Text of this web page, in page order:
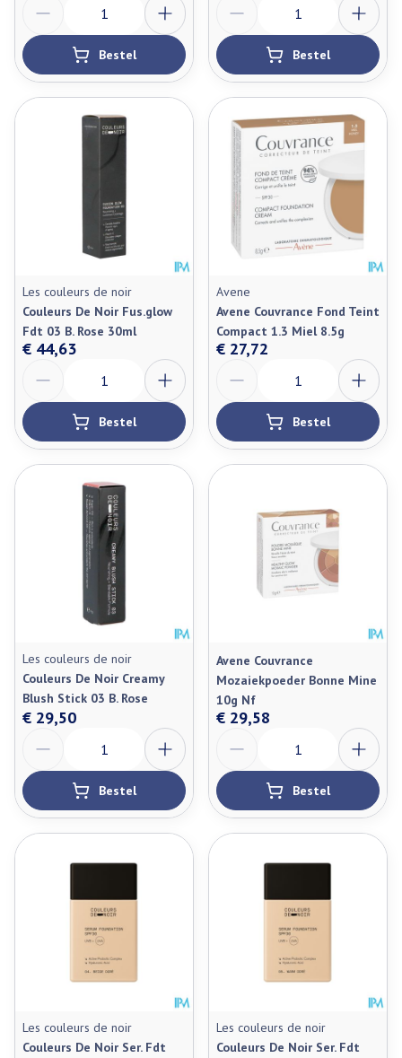
Bestel Bestel
Les couleurs de noir
Couleurs De Noir Fus.glow
Fdt 03 B. Rose 30ml
€ 44,63
Bestel
Avene
Avene Couvrance Fond Teint
Compact 1.3 Miel 8.5g
€ 27,72
Bestel
Les couleurs de noir
Couleurs De Noir Creamy
Blush Stick 03 B. Rose
€ 29,50
Bestel
Avene Couvrance
Mozaiekpoeder Bonne Mine
10g Nf
€ 29,58
Bestel
Les couleurs de noir
Couleurs De Noir Ser. Fdt
Les couleurs de noir
Couleurs De Noir Ser. Fdt